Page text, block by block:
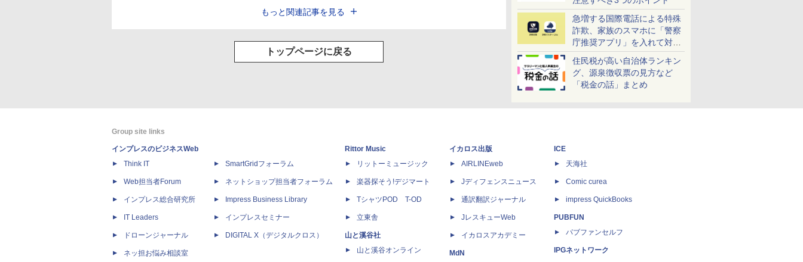
急増する国際電話による特殊
詐欺、家族のスマホに「警察
庁推奨アプリ」を入れて対策
しよう！
住民税が高い自治体ランキン
グ、源泉徴収票の見方など
「税金の話」まとめ
もっと関連記事を見る
トップページに戻る
Group site links
インプレスのビジネスWeb
Think IT
Web担当者Forum
インプレス総合研究所
IT Leaders
ドローンジャーナル
ネッ担お悩み相談室
SmartGridフォーラム
ネットショップ担当者フォーラム
Impress Business Library
インプレスセミナー
DIGITAL X（デジタルクロス）
Rittor Music
リットーミュージック
楽器探そう!デジマート
TシャツPOD T-OD
立東舎
山と溪谷社
山と溪谷オンライン
イカロス出版
AIRLINEweb
Jディフェンスニュース
通訳翻訳ジャーナル
JレスキューWeb
イカロスアカデミー
MdN
ICE
天海社
Comic curea
impress QuickBooks
PUBFUN
パブファンセルフ
IPGネットワーク